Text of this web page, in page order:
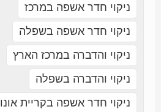
ניקוי חדר אשפה במרכז
ניקוי חדר אשפה בשפלה
ניקוי והדברה במרכז הארץ
ניקוי והדברה בשפלה
ניקוי חדר אשפה בקריית אונו